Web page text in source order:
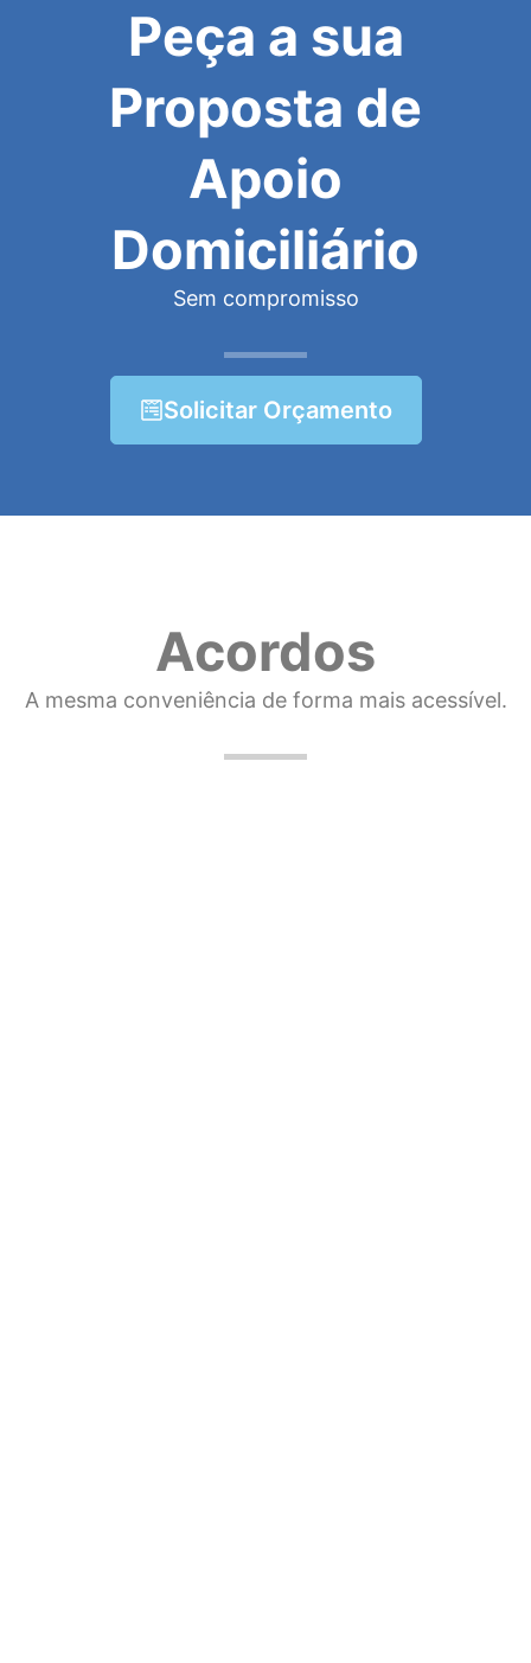
Peça a sua
Proposta de
Apoio
Domiciliário
Sem compromisso
Solicitar Orçamento
Acordos
A mesma conveniência de forma mais acessível.